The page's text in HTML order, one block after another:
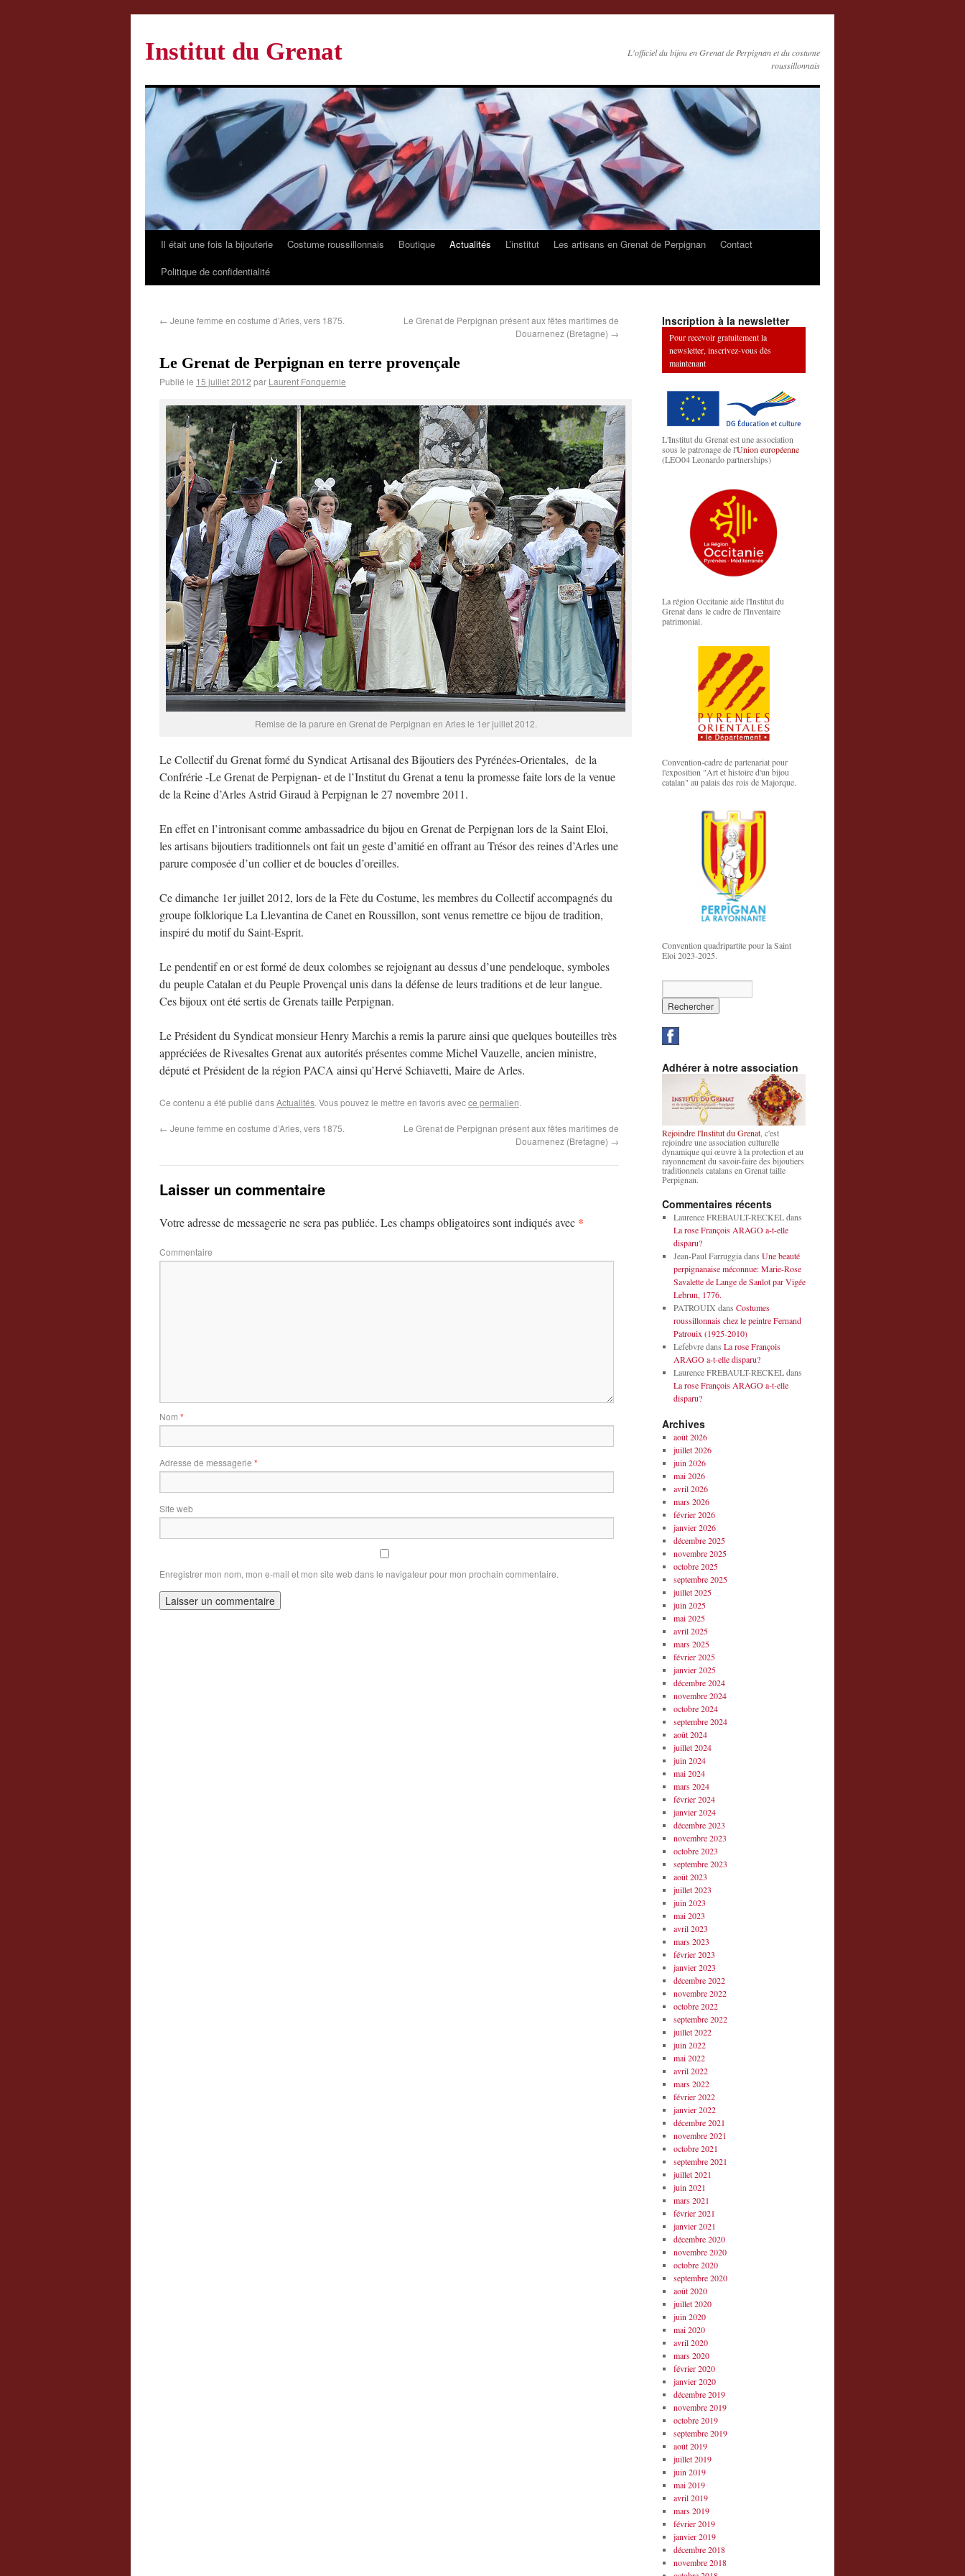
Institut du Grenat
L'officiel du bijou en Grenat de Perpignan et du costume
roussillonnais
Il était une fois la bijouterie Costume roussillonnais Boutique Actualités L’institut Les artisans en Grenat de Perpignan
Contact
Politique de confidentialité
← Jeune femme en costume d’Arles, vers 1875.
Le Grenat de Perpignan présent aux fêtes maritimes de
Douarnenez (Bretagne) →
Le Grenat de Perpignan en terre provençale
Publié le 15 juillet 2012 par Laurent Fonquernie
Remise de la parure en Grenat de Perpignan en Arles le 1er juillet 2012.
Le Collectif du Grenat formé du Syndicat Artisanal des Bijoutiers des Pyrénées-Orientales, de la
Confrérie -Le Grenat de Perpignan- et de l’Institut du Grenat a tenu la promesse faite lors de la venue
de la Reine d’Arles Astrid Giraud à Perpignan le 27 novembre 2011.
En effet en l’intronisant comme ambassadrice du bijou en Grenat de Perpignan lors de la Saint Eloi,
les artisans bijoutiers traditionnels ont fait un geste d’amitié en offrant au Trésor des reines d’Arles une
parure composée d’un collier et de boucles d’oreilles.
Ce dimanche 1er juillet 2012, lors de la Fète du Costume, les membres du Collectif accompagnés du
groupe folklorique La Llevantina de Canet en Roussillon, sont venus remettre ce bijou de tradition,
inspiré du motif du Saint-Esprit.
Le pendentif en or est formé de deux colombes se rejoignant au dessus d’une pendeloque, symboles
du peuple Catalan et du Peuple Provençal unis dans la défense de leurs traditions et de leur langue.
Ces bijoux ont été sertis de Grenats taille Perpignan.
Le Président du Syndicat monsieur Henry Marchis a remis la parure ainsi que quelques bouteilles très
appréciées de Rivesaltes Grenat aux autorités présentes comme Michel Vauzelle, ancien ministre,
député et Président de la région PACA ainsi qu’Hervé Schiavetti, Maire de Arles.
Ce contenu a été publié dansActualités. Vous pouvez le mettre en favoris avecce permalien.
← Jeune femme en costume d’Arles, vers 1875.
Le Grenat de Perpignan présent aux fêtes maritimes de
Douarnenez (Bretagne) →
Laisser un commentaire
Votre adresse de messagerie ne sera pas publiée. Les champs obligatoires sont indiqués avec *
Commentaire
Nom *
Adresse de messagerie *
Site web
Enregistrer mon nom, mon e-mail et mon site web dans le navigateur pour mon prochain commentaire.
Inscription à la newsletter
Pour recevoir gratuitement la
newsletter, inscrivez-vous dès
maintenant
L'Institut du Grenat est une association
sous le patronage de l'Union européenne
(LEO04 Leonardo partnerships)
La région Occitanie aide l'Institut du
Grenat dans le cadre de l'Inventaire
patrimonial.
Convention-cadre de partenariat pour
l'exposition "Art et histoire d'un bijou
catalan" au palais des rois de Majorque.
Convention quadripartite pour la Saint
Eloi 2023-2025.
Adhérer à notre association
Rejoindre l'Institut du Grenat , c'est
rejoindre une association culturelle
dynamique qui œuvre à la protection et au
rayonnement du savoir-faire des bijoutiers
traditionnels catalans en Grenat taille
Perpignan.
Commentaires récents
Laurence FREBAULT-RECKELdans
La rose François ARAGO a-t-elle
disparu?
Jean-Paul Farruggiadans Une beauté
perpignanaise méconnue: Marie-Rose
Savalette de Lange de Sanlot par Vigée
Lebrun, 1776.
PATROUIX dans Costumes
roussillonnais chez le peintre Fernand
Patrouix (1925-2010)
Lefebvredans La rose François
ARAGO a-t-elle disparu?
Laurence FREBAULT-RECKELdans
La rose François ARAGO a-t-elle
disparu?
Archives
août 2026
juillet 2026
juin 2026
mai 2026
avril 2026
mars 2026
février 2026
janvier 2026
décembre 2025
novembre 2025
octobre 2025
septembre 2025
juillet 2025
juin 2025
mai 2025
avril 2025
mars 2025
février 2025
janvier 2025
décembre 2024
novembre 2024
octobre 2024
septembre 2024
août 2024
juillet 2024
juin 2024
mai 2024
mars 2024
février 2024
janvier 2024
décembre 2023
novembre 2023
octobre 2023
septembre 2023
août 2023
juillet 2023
juin 2023
mai 2023
avril 2023
mars 2023
février 2023
janvier 2023
décembre 2022
novembre 2022
octobre 2022
septembre 2022
juillet 2022
juin 2022
mai 2022
avril 2022
mars 2022
février 2022
janvier 2022
décembre 2021
novembre 2021
octobre 2021
septembre 2021
juillet 2021
juin 2021
mars 2021
février 2021
janvier 2021
décembre 2020
novembre 2020
octobre 2020
septembre 2020
août 2020
juillet 2020
juin 2020
mai 2020
avril 2020
mars 2020
février 2020
janvier 2020
décembre 2019
novembre 2019
octobre 2019
septembre 2019
août 2019
juillet 2019
juin 2019
mai 2019
avril 2019
mars 2019
février 2019
janvier 2019
décembre 2018
novembre 2018